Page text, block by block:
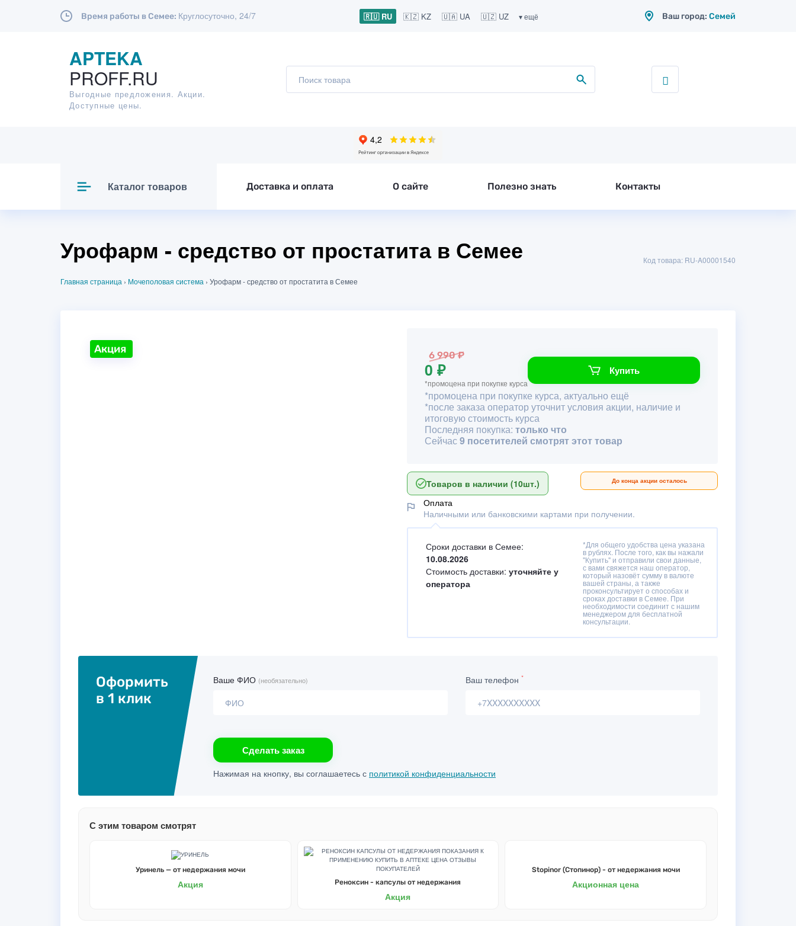
Время работы в Семее: Круглосуточно, 24/7 🇷🇺 RU 🇰🇿 KZ 🇺🇦 UA 🇺🇿 UZ ▾ ещё Ваш город: Семей
APTEKA
PROFF.RU
Выгодные предложения. Акции.
Доступные цены.
Каталог товаров Доставка и оплата О сайте Полезно знать Контакты
Урофарм - средство от простатита в Семее
Главная страница › Мочеполовая система › Урофарм - средство от простатита в Семее
Код товара: RU-A00001540
Акция 6 990 ₽
0 ₽
*промоцена при покупке курса
Купить
*промоцена при покупке курса, актуально ещё
*после заказа оператор уточнит условия акции, наличие и
итоговую стоимость курса
Последняя покупка: только что
Сейчас9 посетителей смотрят этот товар
Товаров в наличии (10шт.) До конца акции осталось
Оплата
Наличными или банковскими картами при получении.
Сроки доставки в Семее:
10.08.2026
Стоимость доставки: уточняйте у
оператора
*Для общего удобства цена указана
в рублях. После того, как вы нажали
"Купить" и отправили свои данные,
с вами свяжется наш оператор,
который назовёт сумму в валюте
вашей страны, а также
проконсультирует о способах и
сроках доставки в Семее. При
необходимости соединит с нашим
менеджером для бесплатной
консультации.
Оформить
в 1 клик
Ваше ФИО (необязательно) Ваш телефон *
Сделать заказ
Нажимая на кнопку, вы соглашаетесь с политикой конфиденциальности
С этим товаром смотрят
Уринель — от недержания мочи
Акция Реноксин - капсулы от недержания
Акция
Stopinor (Стопинор) - от недержания мочи
Акционная цена